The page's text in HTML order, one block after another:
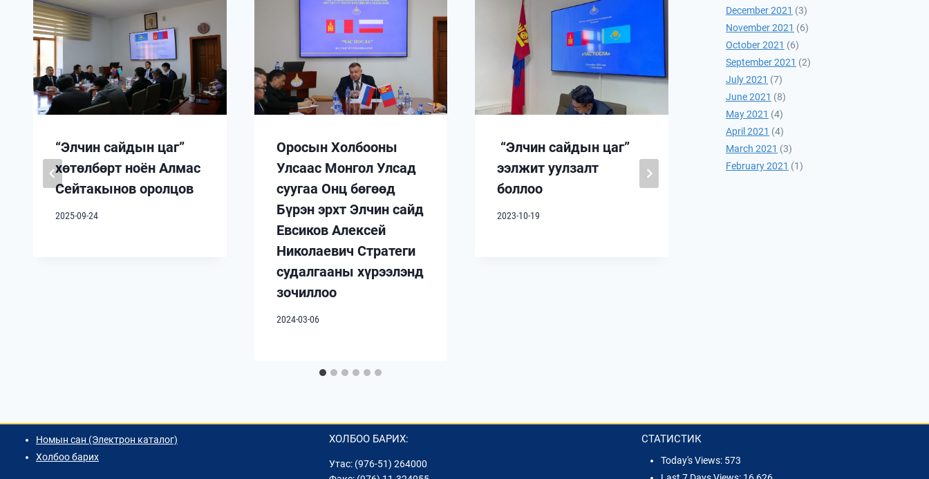
“Элчин сайдын цаг”
хөтөлбөрт ноён Алмас
Сейтакынов оролцов
2025-09-24
Оросын Холбооны
Улсаас Монгол Улсад
суугаа Онц бөгөөд
Бүрэн эрхт Элчин сайд
Евсиков Алексей
Николаевич Стратеги
судалгааны хүрээлэнд
зочиллоо
2024-03-06
“Элчин сайдын цаг”
ээлжит уулзалт
боллоо
2023-10-19
“Элчин сайдын цаг”
хөтөлбөрт ноён
Стефен Даст оролцов
2026-05-25
December 2021 (3)
November 2021 (6)
October 2021 (6)
September 2021 (2)
July 2021 (7)
June 2021 (8)
May 2021 (4)
April 2021 (4)
March 2021 (3)
February 2021 (1)
Номын сан (Электрон каталог)
Холбоо барих
ХОЛБОО БАРИХ:
Утас: (976-51) 264000
СТАТИСТИК
Today's Views: 573